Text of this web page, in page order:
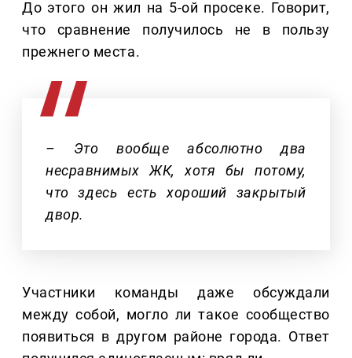
До этого он жил на 5-ой просеке. Говорит,
что сравнение получилось не в пользу
прежнего места.
– Это вообще абсолютно два
несравнимых ЖК, хотя бы потому,
что здесь есть хороший закрытый
двор.
Участники команды даже обсуждали
между собой, могло ли такое сообщество
появиться в другом районе города. Ответ